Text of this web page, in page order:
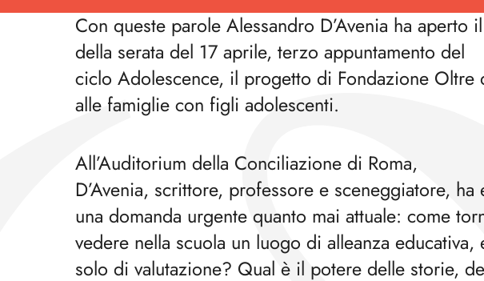
Con queste parole Alessandro D’Avenia ha aperto
della serata del 17 aprile, terzo appuntamento del
ciclo Adolescence, il progetto di Fondazione Oltre
alle famiglie con figli adolescenti.
All’Auditorium della Conciliazione di Roma,
D’Avenia, scrittore, professore e sceneggiatore, ha
una domanda urgente quanto mai attuale: come
vedere nella scuola un luogo di alleanza educativa,
solo di valutazione? Qual è il potere delle storie,